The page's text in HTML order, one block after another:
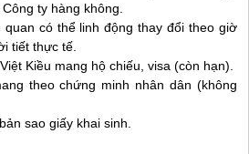
ty hàng không.
có thể linh động thay đổi theo giờ
tiết thực tế.
Kiều mang hộ chiếu, visa (còn hạn).
theo chứng minh nhân dân (không
sao giấy khai sinh.